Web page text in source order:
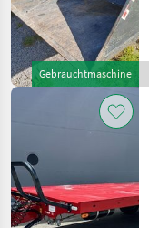
Gebrauchtmaschine